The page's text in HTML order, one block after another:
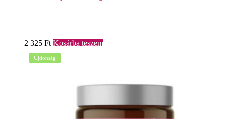
2 325 Ft Kosárba teszem
Újdonság